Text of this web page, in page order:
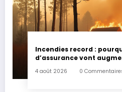
Incendies record :
d’assurance vont
4 août 2026 0